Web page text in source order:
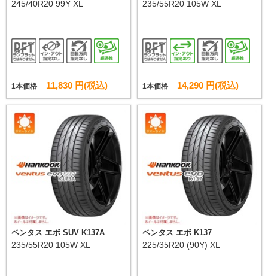
245/40R20 99Y XL
1本価格 11,830 円(税込)
235/55R20 105W XL
1本価格 14,290 円(税込)
ベンタス エボ SUV K137A
235/55R20 105W XL
ベンタス エボ K137
225/35R20 (90Y) XL